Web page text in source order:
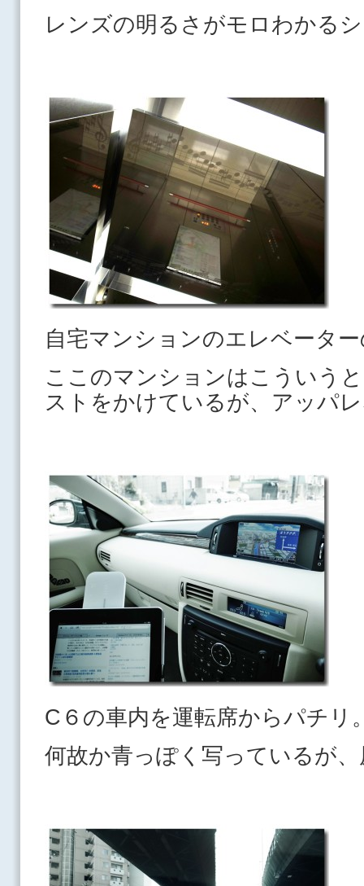
レンズの明るさがモロわかる
自宅マンションのエレベータ
ここのマンションはこういう
ストをかけているが、アッパ
C６の車内を運転席からパチリ
何故か青っぽく写っているが